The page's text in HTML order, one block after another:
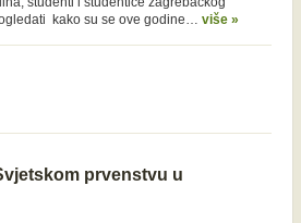
kako su se ove godine… više »
prvenstvu u